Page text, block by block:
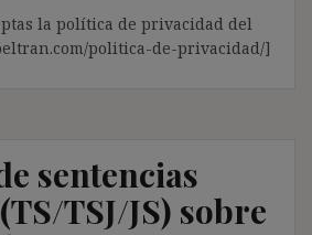
la política de privacidad del
politica-de-privacidad/]
sentencias
TSJ/JS) sobre